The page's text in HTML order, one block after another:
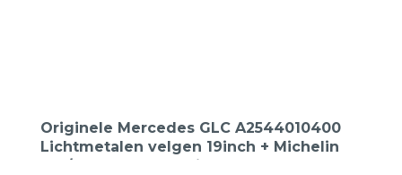
Originele Mercedes GLC A2544010400
Lichtmetalen velgen 19inch + Michelin
235/55R19 105W E-Primacy MO XL